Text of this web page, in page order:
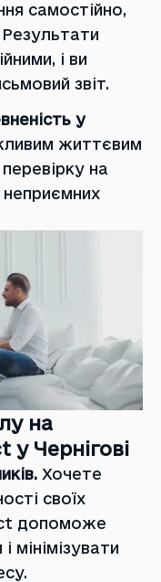
самостійно,
і ви
звіт.
у
життєвим
на
на
у Чернігові
Хочете
своїх
допоможе
мінімізувати